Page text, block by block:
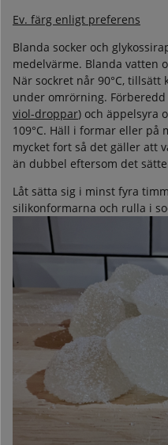
Ev. färg enligt preferens
Blanda socker och
medelvärme. Blanda vatten
När sockret når 90°C,
under omrörning.
viol-droppar) och äppelsyra
109°C. Häll i formar eller på
mycket fort så det gäller att
än dubbel eftersom det
Låt sätta sig i minst fyra
silikonformarna och rulla i